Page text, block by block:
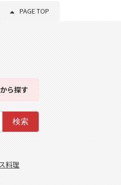
PAGE TOP
から探す
検索
料理